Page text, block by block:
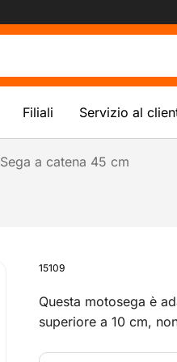
Filiali Servizio al
Sega a catena 45 cm
15109
Questa motosega è
superiore a 10 cm,